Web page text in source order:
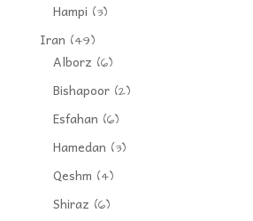
Hampi (3)
Iran (49)
Alborz (6)
Bishapoor(2)
Esfahan (6)
Hamedan (3)
Qeshm (4)
Shiraz (6)